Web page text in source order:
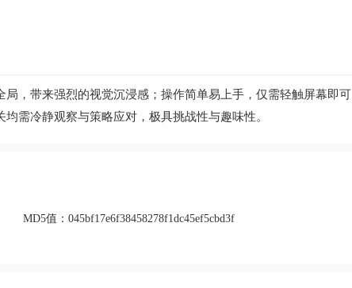
，带来强烈的视觉沉浸感；操作简单易上手，仅需轻触屏幕即可
需冷静观察与策略应对，极具挑战性与趣味性。
MD5值： 045bf17e6f38458278f1dc45ef5cbd3f